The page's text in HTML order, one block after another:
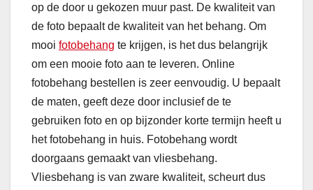
op de door u gekozen muur past. De kwaliteit van
de foto bepaalt de kwaliteit van het behang. Om
mooi fotobehang te krijgen, is het dus belangrijk
om een mooie foto aan te leveren. Online
fotobehang bestellen is zeer eenvoudig. U bepaalt
de maten, geeft deze door inclusief de te
gebruiken foto en op bijzonder korte termijn heeft u
het fotobehang in huis. Fotobehang wordt
doorgaans gemaakt van vliesbehang.
Vliesbehang is van zware kwaliteit, scheurt dus